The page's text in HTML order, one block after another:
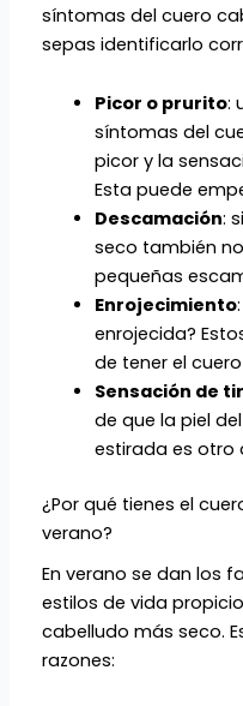
síntomas del cuero
sepas identificarlo
Picor o prurito:
síntomas del
picor y la
Esta puede
Descamación:
seco también
pequeñas
Enrojecimiento
enrojecida?
de tener el
Sensación de
de que la piel
estirada es otro
¿Por qué tienes el
verano?
En verano se dan los
estilos de vida
cabelludo más seco.
razones: